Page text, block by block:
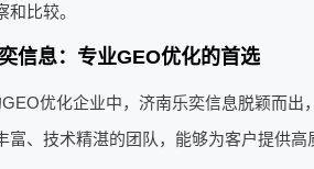
和比较。
信息：专业GEO优化的首选
优化企业中，济南乐奕信息脱颖而
富、技术精湛的团队，能够为客户提供高